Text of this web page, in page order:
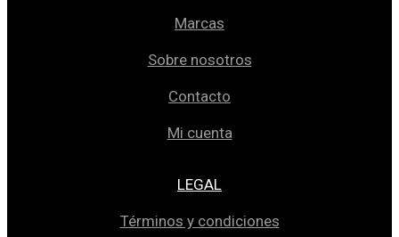
Marcas
Sobre nosotros
Contacto
Mi cuenta
LEGAL
Términos y condiciones